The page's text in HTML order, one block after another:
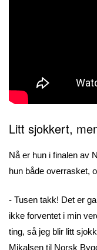
Litt sjokkert,
Nå er hun i finalen av
hun både overrasket,
- Tusen takk! Det er
ikke forventet i min
ting, så jeg blir litt
Mikalsen til Norsk